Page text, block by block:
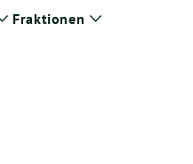
Zeige
Fraktionen
Zeige